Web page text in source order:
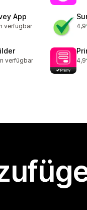
App
verfügbar 4,9
96
verfügbar 4,9
41